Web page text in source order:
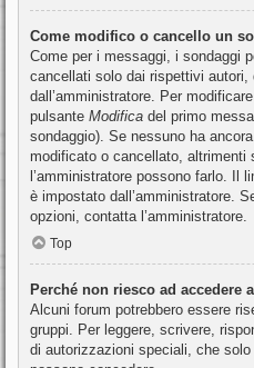
Come modifico o cancello un
Come per i messaggi, i sondaggi
cancellati solo dai rispettivi autori,
dall’amministratore. Per
pulsante Modifica del primo
sondaggio). Se nessuno ha
modificato o cancellato, altrimenti
l’amministratore possono farlo. Il
è impostato dall’amministratore.
opzioni, contatta l’amministratore.
Top
Perché non riesco ad accedere
Alcuni forum potrebbero essere
gruppi. Per leggere, scrivere,
di autorizzazioni speciali, che